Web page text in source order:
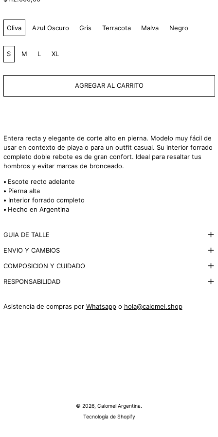
Color:
Oliva
Azul Oscuro Gris Terracota Malva Negro
Size:
S
M L XL
AGREGAR AL CARRITO
Entera recta y elegante de corte alto en pierna. Modelo muy fácil de
usar en contexto de playa o para un outfit casual. Su interior forrado
completo doble rebote es de gran confort. Ideal para resaltar tus
hombros y evitar marcas de bronceado.
• Escote recto adelante
• Pierna alta
• Interior forrado completo
• Hecho en Argentina
GUIA DE TALLE
ENVIO Y CAMBIOS
COMPOSICION Y CUIDADO
RESPONSABILIDAD
Asistencia de compras por Whatsappo hola@calomel.shop
© 2026, Calomel Argentina.
Tecnología de Shopify